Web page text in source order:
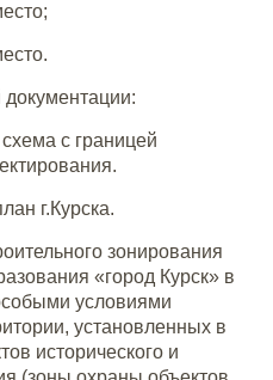
с границей
г.Курска.
зонирования
«город Курск» в
условиями
установленных в
исторического и